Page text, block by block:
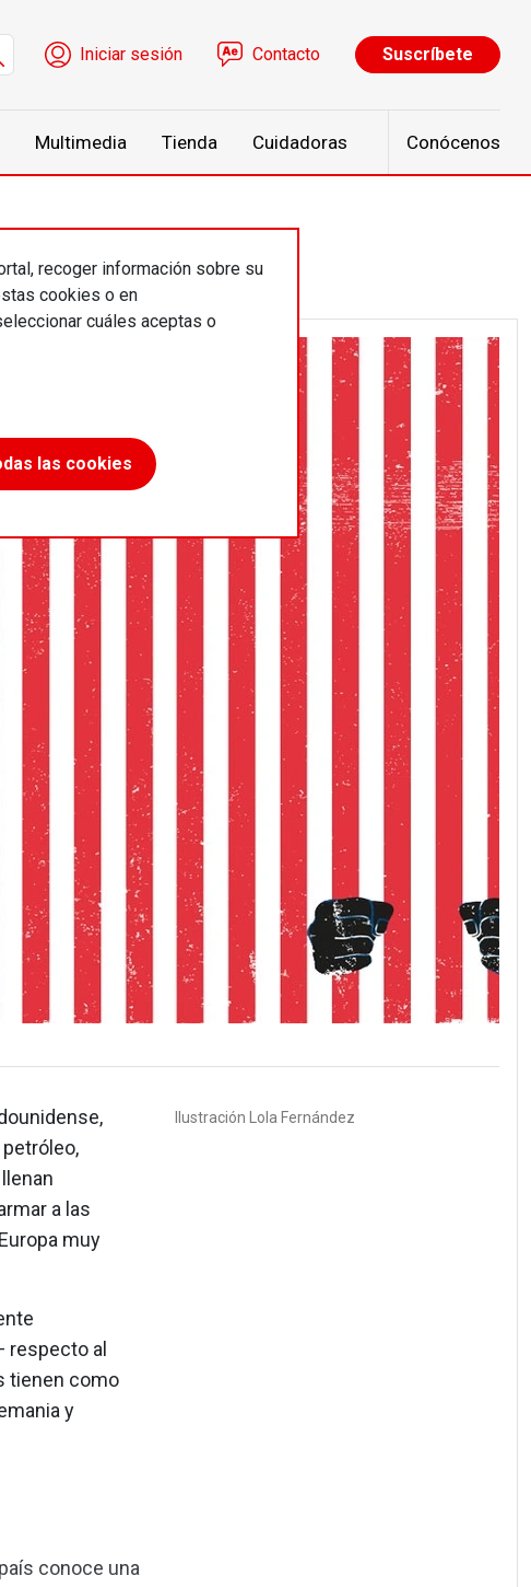
Menú de cuenta de usuario
Iniciar sesión Contacto Suscríbete
Multimedia Tienda Cuidadoras Conócenos
recoger información sobre su
cookies o en
cuáles aceptas o
las cookies
Ilustración Lola Fernández
a las
muy
al
tienen como
y
conoce una